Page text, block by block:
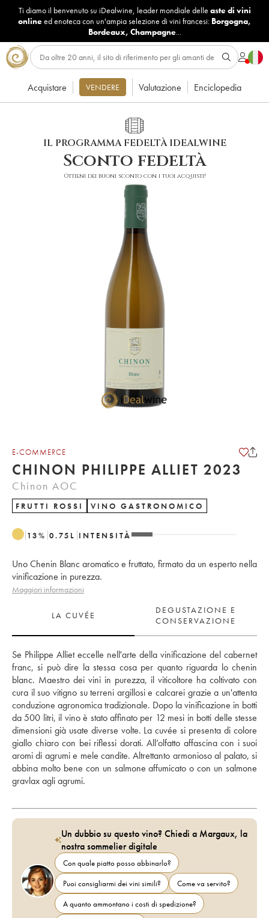
Ti diamo il benvenuto su iDealwine, leader mondiale delle aste di vini
onlineed enoteca con un'ampia selezione di vini francesi: Borgogna,
Bordeaux, Champagne...
Acquistare VENDERE Valutazione Enciclopedia
IL PROGRAMMA FEDELTÀ IDEALWINE
Sconto fedeltà
Ottieni dei buoni sconto con i tuoi acquisti!
E-COMMERCE
CHINON PHILIPPE ALLIET 2023
Chinon AOC
FRUTTI ROSSI VINO GASTRONOMICO
13% 0.75 L INTENSITÀ
Uno Chenin Blanc aromatico e fruttato, firmato da un esperto nella
vinificazione in purezza.
Maggiori informazioni
LA CUVÉE
DEGUSTAZIONE E
CONSERVAZIONE
Se Philippe Alliet eccelle nell'arte della vinificazione del cabernet
franc, si può dire la stessa cosa per quanto riguarda lo chenin
blanc. Maestro dei vini in purezza, il viticoltore ha coltivato con
cura il suo vitigno su terreni argillosi e calcarei grazie a un'attenta
conduzione agronomica tradizionale. Dopo la vinificazione in botti
da 500 litri, il vino è stato affinato per 12 mesi in botti delle stesse
dimensioni già usate diverse volte. La cuvée si presenta di colore
giallo chiaro con bei riflessi dorati. All’olfatto affascina con i suoi
aromi di agrumi e mele candite. Altrettanto armonioso al palato, si
abbina molto bene con un salmone affumicato o con un salmone
gravlax agli agrumi.
Un dubbio su questo vino? Chiedi a Margaux, la
nostra sommelier digitale
Con quale piatto posso abbinarlo?
Puoi consigliarmi dei vini simili?
Come va servito?
A quanto ammontano i costi di spedizione?